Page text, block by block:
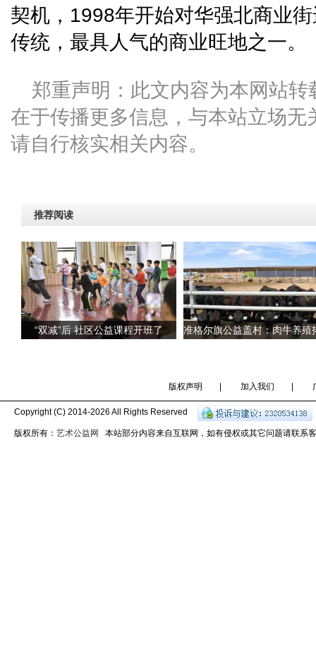
契机，1998年开始对华强北商业
传统，最具人气的商业旺地之一。
郑重声明：此文内容为本网站
在于传播更多信息，与本站立场无
请自行核实相关内容。
推荐阅读
“双减”后 社区公益课程开班了
版权声明 加入我们
Copyright (C) 2014-2026 All Rights Reserved
版权所有： 艺术公益网 本站部分内容来自互联网，如有侵权或其它问题请联系